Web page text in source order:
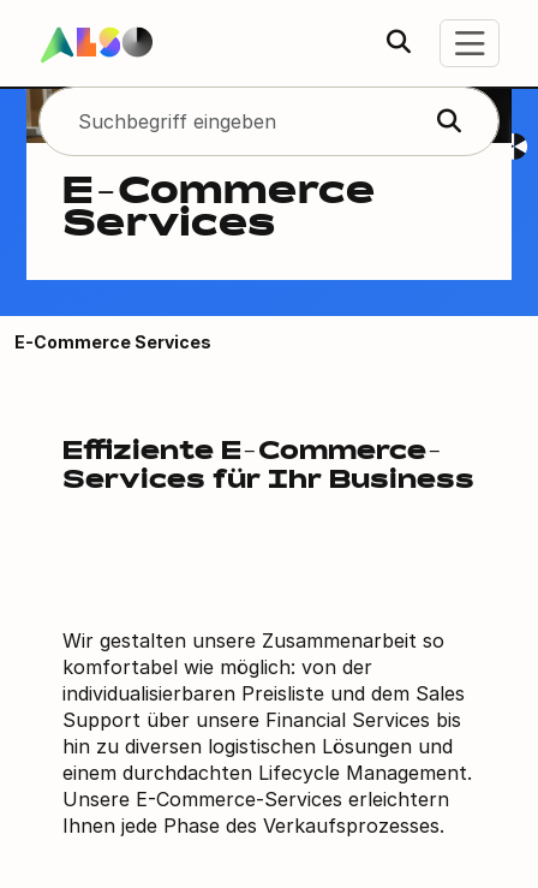
E-Commerce
Services
E-Commerce Services
Effiziente E-Commerce-
Services für Ihr Business
Wir gestalten unsere Zusammenarbeit so
komfortabel wie möglich: von der
individualisierbaren Preisliste und dem Sales
Support über unsere Financial Services bis
hin zu diversen logistischen Lösungen und
einem durchdachten Lifecycle Management.
Unsere E-Commerce-Services erleichtern
Ihnen jede Phase des Verkaufsprozesses.